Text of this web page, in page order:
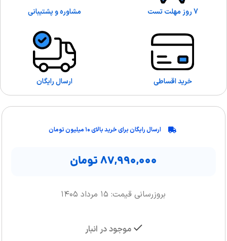
7 روز مهلت تست مشاوره و پشتیبانی
خرید اقساطی ارسال رایگان
ارسال رایگان برای خرید بالای ۱۰ میلیون تومان
۸۷,۹۹۰,۰۰۰تومان
بروزرسانی قیمت: ۱۵ مرداد ۱۴۰۵
موجود در انبار